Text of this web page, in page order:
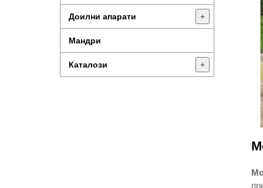
Доилни апарати +
Мандри
Каталози +